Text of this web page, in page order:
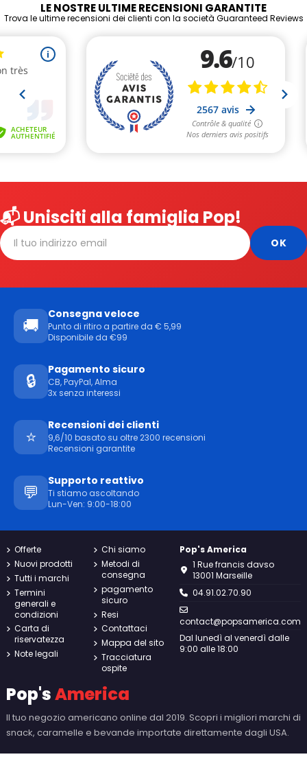
LE NOSTRE ULTIME RECENSIONI GARANTITE
Trova le ultime recensioni dei clienti con la società Guaranteed Reviews
📬 Unisciti alla famiglia Pop!
🚚
Consegna veloce
Punto di ritiro a partire da € 5,99
Disponibile da €99
🔒
Pagamento sicuro
CB, PayPal, Alma
3x senza interessi
⭐
Recensioni dei clienti
9,6/10 basato su oltre 2300 recensioni
Recensioni garantite
💬
Supporto reattivo
Ti stiamo ascoltando
Lun-Ven: 9:00-18:00
Offerte
Nuovi prodotti
Tutti i marchi
Termini
generali e
condizioni
Carta di
riservatezza
Note legali
Chi siamo
Metodi di
consegna
pagamento
sicuro
Resi
Contattaci
Mappa del sito
Tracciatura
ospite
Pop's America
1 Rue francis davso
13001 Marseille
04.91.02.70.90
contact@popsamerica.com
Dal lunedì al venerdì dalle
9:00 alle 18:00
Pop'sAmerica
Il tuo negozio americano online dal 2019. Scopri i migliori marchi di
snack, caramelle e bevande importate direttamente dagli USA.